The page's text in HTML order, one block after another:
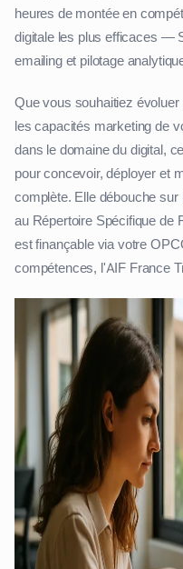
heures de montée en
digitale les plus efficaces —
emailing et pilotage
Que vous souhaitiez
les capacités marketing de
dans le domaine du digital,
pour concevoir, déployer et
complète. Elle débouche
au Répertoire Spécifique de
est finançable via votre
compétences, l'AIF France